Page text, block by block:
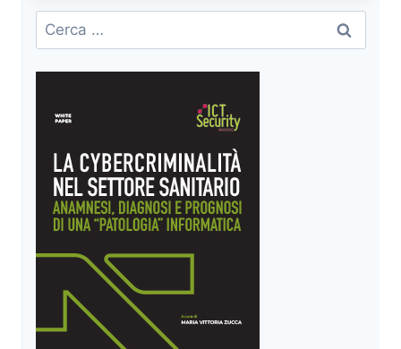
–
LA
SICUREZZA
APPLICAZIONI
Ricerca
per: